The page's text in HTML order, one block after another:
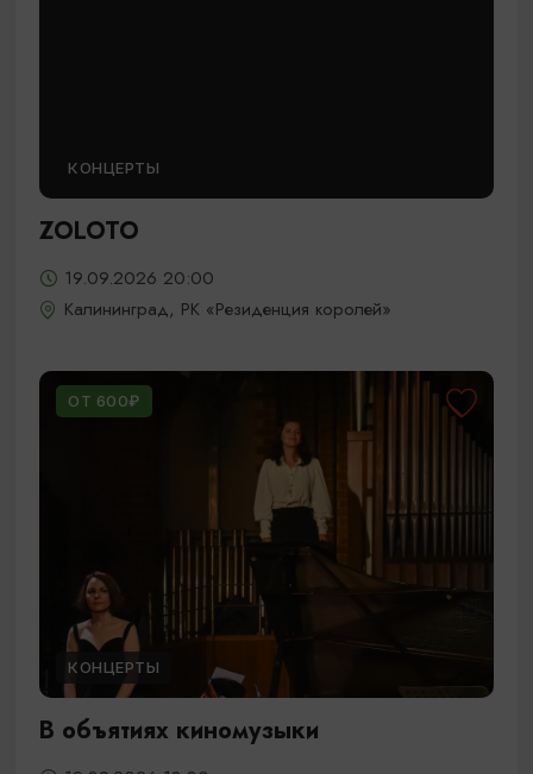
КОНЦЕРТЫ
ZOLOTO
19.09.2026 20:00
Калининград, РК «Резиденция королей»
ОТ 600₽
КОНЦЕРТЫ
В объятиях киномузыки